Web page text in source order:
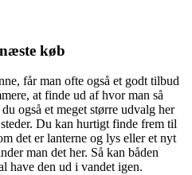
køb
får man ofte også et godt tilbud
at finde ud af hvor man så
også et meget større udvalg her
Du kan hurtigt finde frem til
det er lanterne og lys eller et nyt
man det her. Så kan båden
have den ud i vandet igen.